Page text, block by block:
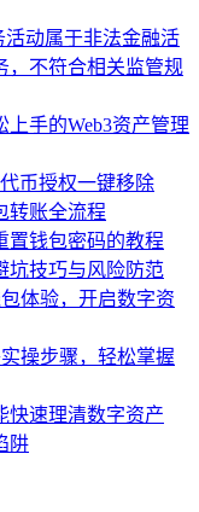
动属于非法金融活
，不符合相关监管规
手的Web3资产管理
币授权一键移除
转账全流程
置钱包密码的教程
坑技巧与风险防范
体验，开启数字资
操步骤，轻松掌握
快速理清数字资产
阱